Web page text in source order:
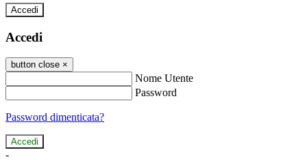
Accedi
Accedi
button close ×
Nome Utente
Password
Password dimenticata?
-